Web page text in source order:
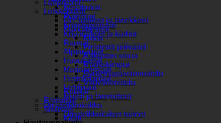
Kesäkukat
Perennat
Koristepensaat
Köynnökset ja kärhöt
Ruusut
Alppiruusut
Havukasvit
Marjapensaat
Hedelmäpuut
Lehtipuut
Mullat ja lannoitteet
Omaleikkokukka
Omaleikkokukan taimet
Lahjakortit
Leikkokukat
DIY tuotteet ja tarvikkeet
Kukkakimput
Kiitos
Piristystä päivääsi
Rakastan sinua
Ruusukimput
Syntymäpäiväonnittelu
Vauvaonnittelu
Ruusut
Ristiäiset
Sisustus
Kirjat